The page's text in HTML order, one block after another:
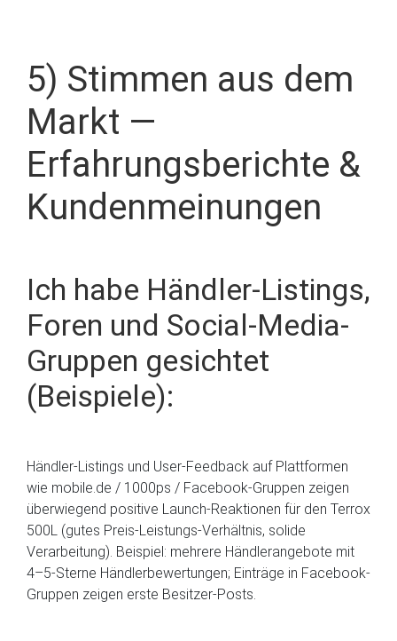
5) Stimmen aus dem
Markt —
Erfahrungsberichte &
Kundenmeinungen
Ich habe Händler-Listings,
Foren und Social-Media-
Gruppen gesichtet
(Beispiele):
Händler-Listings und User-Feedback auf Plattformen
wie mobile.de / 1000ps / Facebook-Gruppen zeigen
überwiegend positive Launch-Reaktionen für den Terrox
500L (gutes Preis-Leistungs-Verhältnis, solide
Verarbeitung). Beispiel: mehrere Händlerangebote mit
4–5-Sterne Händlerbewertungen; Einträge in Facebook-
Gruppen zeigen erste Besitzer-Posts.